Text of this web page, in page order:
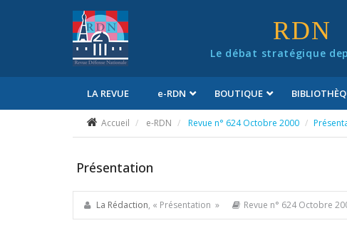
RDN
Le débat stratégique
LA REVUE e-RDN BOUTIQUE
Accueil e-RDN Revue n° 624 Octobre 2000
Présentation
La Rédaction, « Présentation » Revue n° 624 Octobre